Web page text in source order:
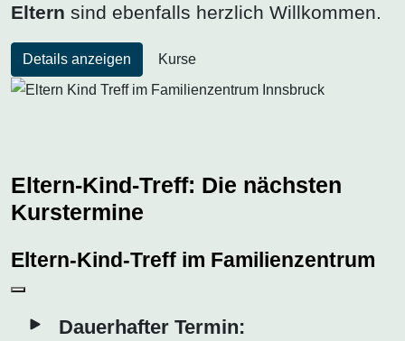
Eltern sind ebenfalls herzlich Willkommen.
Details anzeigen Kurse
Eltern-Kind-Treff: Die nächsten
Kurstermine
Eltern-Kind-Treff im Familienzentrum
Dauerhafter Termin: